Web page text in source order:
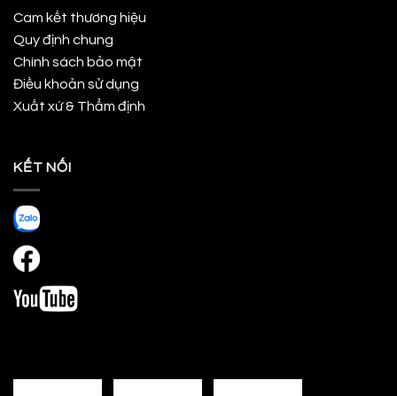
Cam kết thương hiệu
Quy định chung
Chính sách bảo mật
Điều khoản sử dụng
Xuất xứ & Thẩm định
KẾT NỐI